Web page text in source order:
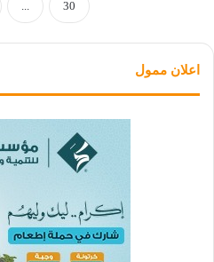
30
اعلان ممول